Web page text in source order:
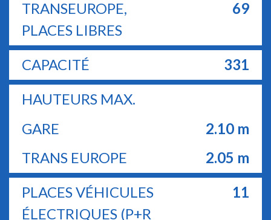
TRANSEUROPE,
PLACES LIBRES
69
CAPACITÉ
331
HAUTEURS MAX.
GARE
TRANS EUROPE
2.10 m
2.05 m
PLACES VÉHICULES
ÉLECTRIQUES (P+R
11